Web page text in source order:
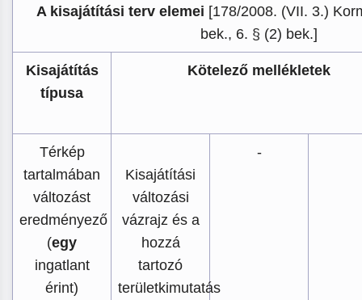
A kisajátítási terv elemei [178/2008. (VII. 3.)
bek., 6. § (2) bek.]
Kisajátítás
típusa
Kötelező mellékletek
Térkép
tartalmában
változást
eredményező
(egy
ingatlant
érint)
Kisajátítási
változási
vázrajz és a
hozzá
tartozó
területkimutatás
-